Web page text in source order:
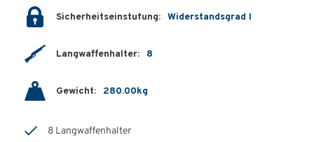
Partner
Sicherheitseinstufung: Widerstandsgrad I
Langwaffenhalter: 8
Gewicht: 280.00kg
8 Langwaffenhalter